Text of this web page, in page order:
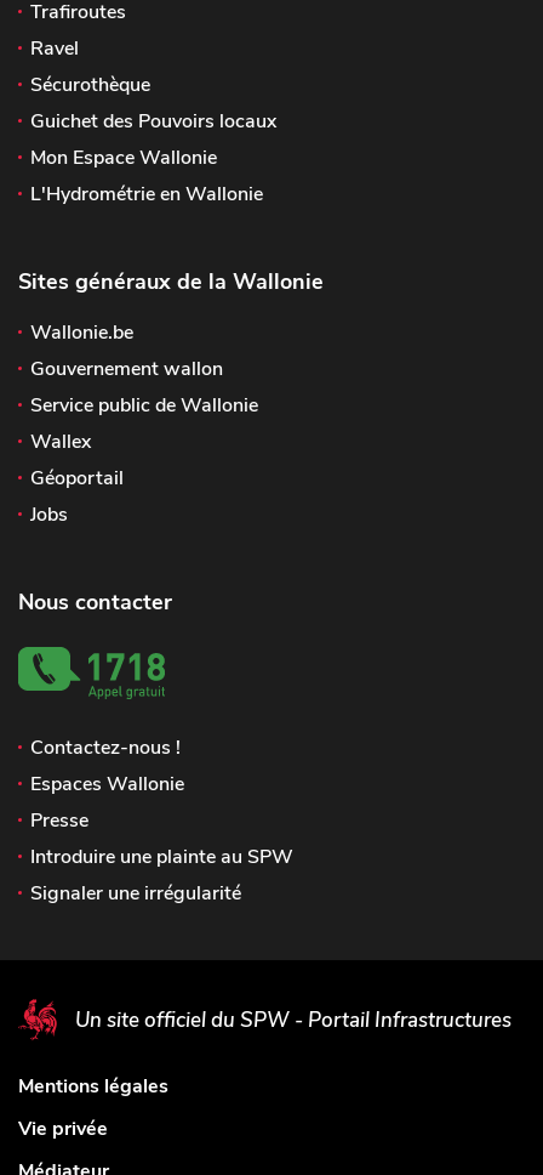
Trafiroutes
Ravel
Sécurothèque
Guichet des Pouvoirs locaux
Mon Espace Wallonie
L'Hydrométrie en Wallonie
Sites généraux de la Wallonie
Wallonie.be
Gouvernement wallon
Service public de Wallonie
Wallex
Géoportail
Jobs
Nous contacter
Contactez-nous !
Espaces Wallonie
Presse
Introduire une plainte au SPW
Signaler une irrégularité
Un site officiel du SPW - Portail Infrastructures
Mentions légales
Vie privée